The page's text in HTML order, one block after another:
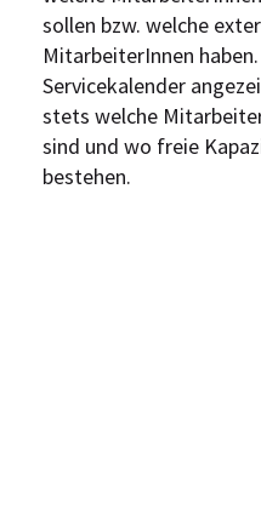
sollen bzw. welche
MitarbeiterInnen
Servicekalender
stets welche
sind und wo freie
bestehen.